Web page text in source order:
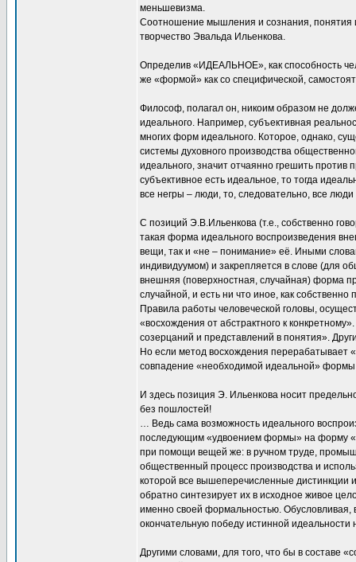
меньшевизма.
Соотношение мышления и сознания, понятия
творчество Эвальда Ильенкова.
Определив «ИДЕАЛЬНОЕ», как способность
же «формой» как со специфической,
Философ, полагал он, никоим образом не
идеального. Например, субъективная
многих форм идеального. Которое, однако,
системы духовного производства
идеального, значит отчаянно грешить
субъективное есть идеальное, то тогда
все негры – люди, то, следовательно, все
С позиций Э.В.Ильенкова (т.е., собственно
такая форма идеального воспроизведения
вещи, так и «не – понимание» её. Иными
индивидуумом) и закрепляется в слове (для
внешняя (поверхностная, случайная) форма
случайной, и есть ни что иное, как
Правила работы человеческой головы,
«восхождения от абстрактного к
созерцаний и представлений в понятия».
Но если метод восхождения перерабатывает
совпадение «необходимой идеальной»
И здесь позиция Э. Ильенкова носит
без пошлостей!
… Ведь сама возможность идеального
последующим «удвоением формы» на форму
при помощи вещей же: в ручном труде,
общественный процесс производства и
которой все вышеперечисленные дистинкции
обратно синтезирует их в исходное живое
именно своей формальностью. Обусловливая,
окончательную победу истинной
Другими словами, для того, что бы в составе